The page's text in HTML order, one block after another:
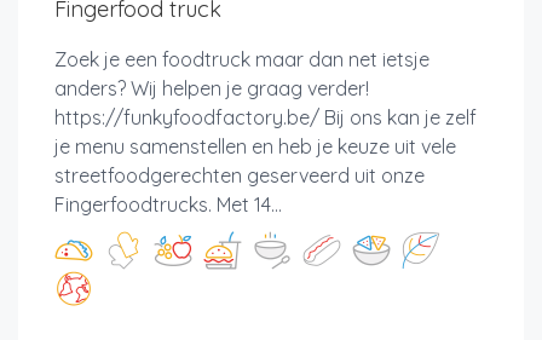
Fingerfood truck
Zoek je een foodtruck maar dan net ietsje
anders? Wij helpen je graag verder!
https://funkyfoodfactory.be/ Bij ons kan je zelf
je menu samenstellen en heb je keuze uit vele
streetfoodgerechten geserveerd uit onze
Fingerfoodtrucks. Met 14...